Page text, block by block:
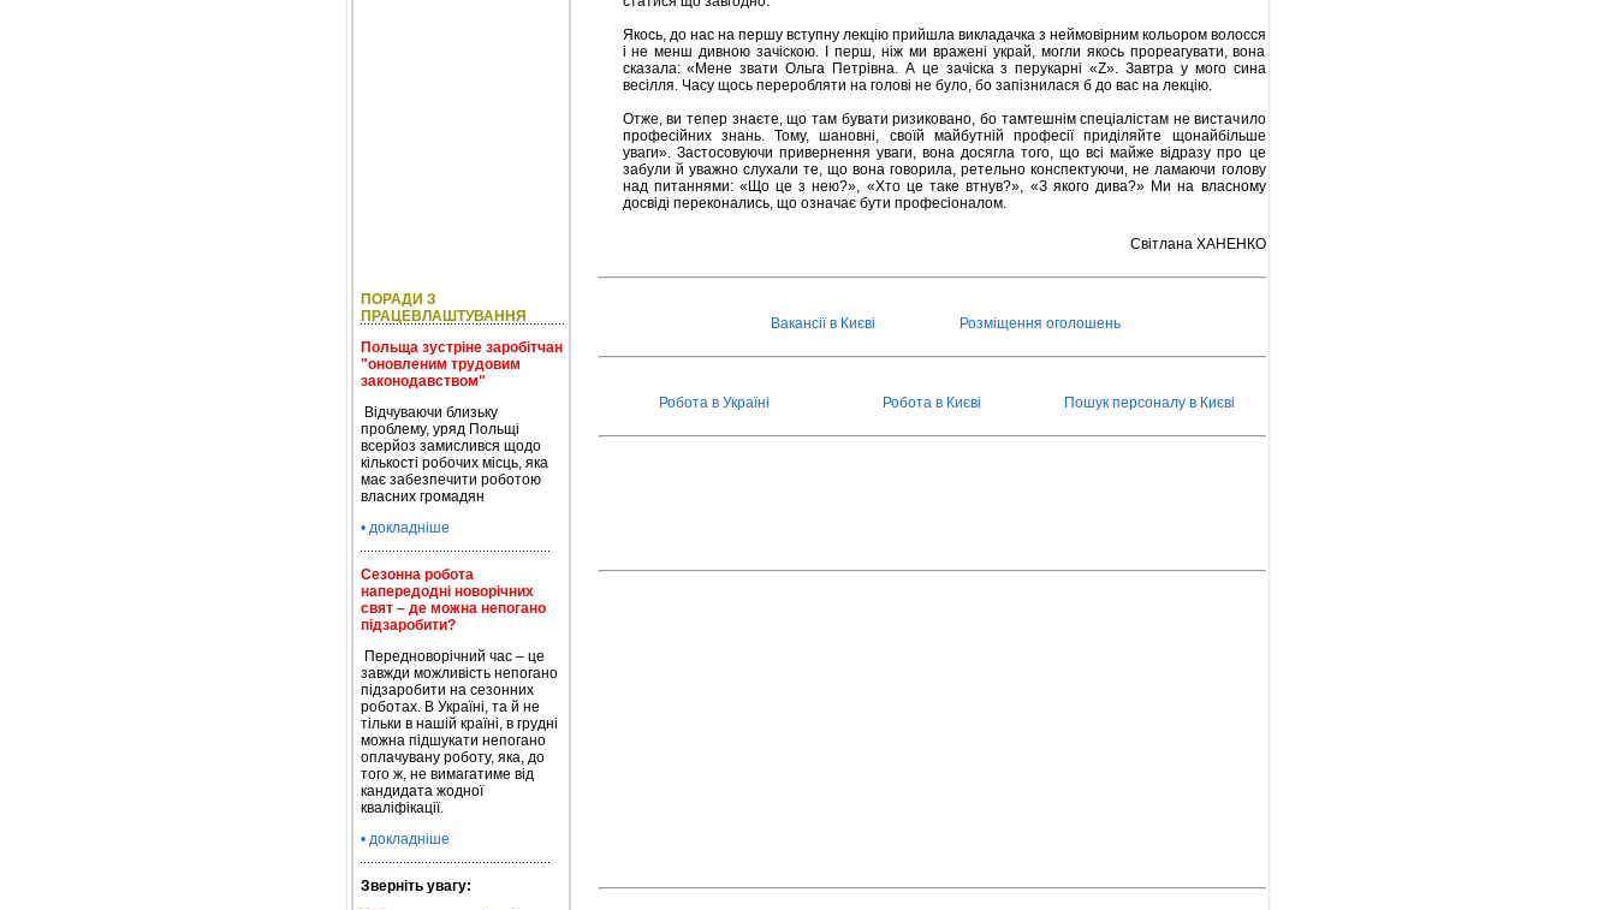
ПОРАДИ З
ПРАЦЕВЛАШТУВАННЯ
Польща зустріне заробітчан
"оновленим трудовим
законодавством"
Відчуваючи близьку
проблему, уряд Польщі
всерйоз замислився щодо
кількості робочих місць, яка
має забезпечити роботою
власних громадян
• докладніше
Сезонна робота
напередодні новорічних
свят – де можна непогано
підзаробити?
Передноворічний час – це
завжди можливість непогано
підзаробити на сезонних
роботах. В Україні, та й не
тільки в нашій країні, в грудні
можна підшукати непогано
оплачувану роботу, яка, до
того ж, не вимагатиме від
кандидата жодної
кваліфікації.
• докладніше
Зверніть увагу:
Якось, до нас на першу вступну лекцію прийшла викладачка з неймовірним кольором волосся
і не менш дивною зачіскою. І перш, ніж ми вражені украй, могли якось прореагувати, вона
сказала: «Мене звати Ольга Петрівна. А це зачіска з перукарні «Z». Завтра у мого сина
весілля. Часу щось переробляти на голові не було, бо запізнилася б до вас на лекцію.
Отже, ви тепер знаєте, що там бувати ризиковано, бо тамтешнім спеціалістам не вистачило
професійних знань. Тому, шановні, своїй майбутній професії приділяйте щонайбільше
уваги». Застосовуючи привернення уваги, вона досягла того, що всі майже відразу про це
забули й уважно слухали те, що вона говорила, ретельно конспектуючи, не ламаючи голову
над питаннями: «Що це з нею?», «Хто це таке втнув?», «З якого дива?» Ми на власному
досвіді переконались, що означає бути професіоналом.
Світлана ХАНЕНКО
Вакансії в Києві Розміщення оголошень
Робота в Україні Робота в Києві Пошук персоналу в Києві